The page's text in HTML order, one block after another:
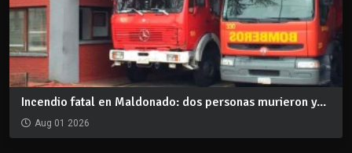
Incendio fatal en Maldonado: dos personas murieron y...
Aug 01 2026